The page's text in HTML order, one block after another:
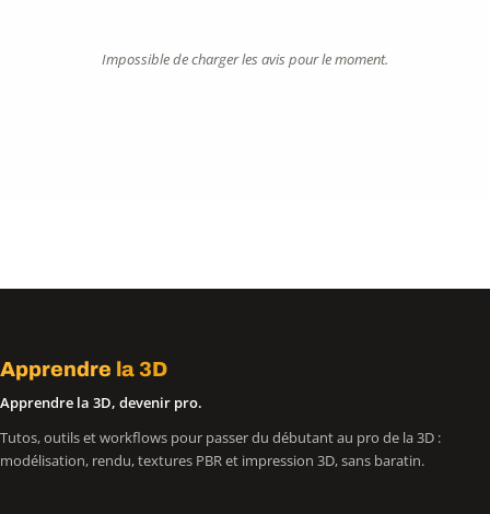
Impossible de charger les avis pour le moment.
Apprendre la 3D
Apprendre la 3D, devenir pro.
Tutos, outils et workflows pour passer du débutant au pro de la 3D :
modélisation, rendu, textures PBR et impression 3D, sans baratin.